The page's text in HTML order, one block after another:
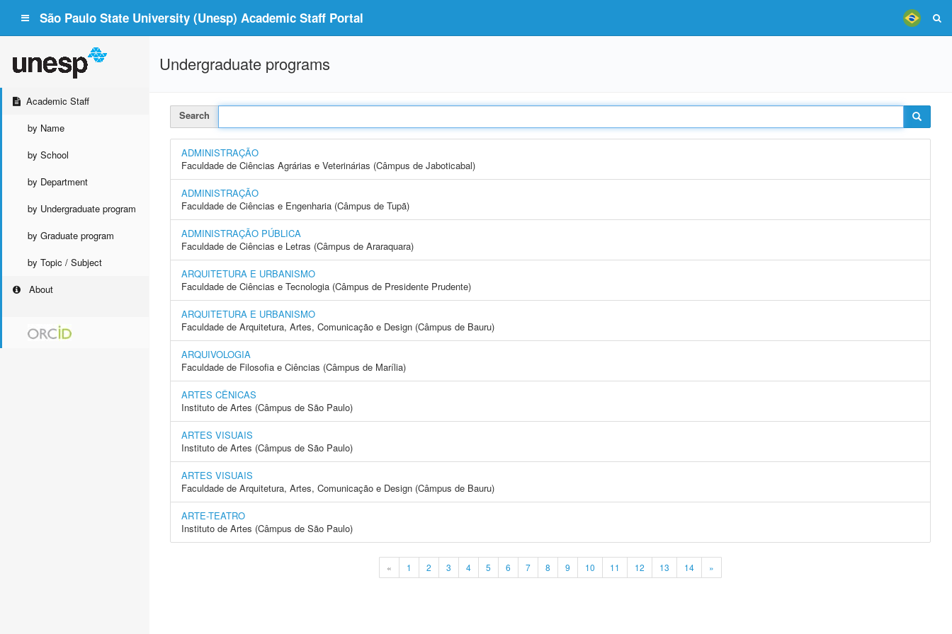
São Paulo State University (Unesp) Academic Staff Portal
Academic Staff
by Name
by School
by Department
by Undergraduate program
by Graduate program
by Topic / Subject
About
Undergraduate programs
Search
ADMINISTRAÇÃO
Faculdade de Ciências Agrárias e Veterinárias (Câmpus de Jaboticabal)
ADMINISTRAÇÃO
Faculdade de Ciências e Engenharia (Câmpus de Tupã)
ADMINISTRAÇÃO PÚBLICA
Faculdade de Ciências e Letras (Câmpus de Araraquara)
ARQUITETURA E URBANISMO
Faculdade de Ciências e Tecnologia (Câmpus de Presidente Prudente)
ARQUITETURA E URBANISMO
Faculdade de Arquitetura, Artes, Comunicação e Design (Câmpus de Bauru)
ARQUIVOLOGIA
Faculdade de Filosofia e Ciências (Câmpus de Marília)
ARTES CÊNICAS
Instituto de Artes (Câmpus de São Paulo)
ARTES VISUAIS
Instituto de Artes (Câmpus de São Paulo)
ARTES VISUAIS
Faculdade de Arquitetura, Artes, Comunicação e Design (Câmpus de Bauru)
ARTE-TEATRO
Instituto de Artes (Câmpus de São Paulo)
« 1 2 3 4 5 6 7 8 9 10 11 12 13 14 »